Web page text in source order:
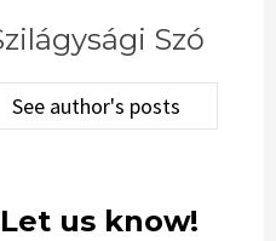
Szó
See author's posts
us know!